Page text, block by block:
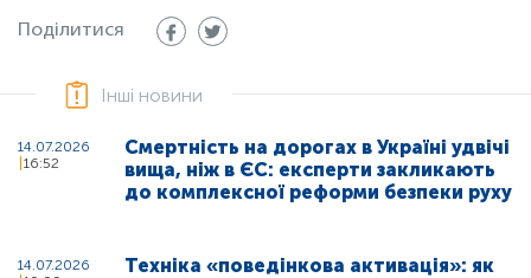
Поділитися
Інші новини
14.07.2026
16:52
Смертність на дорогах в Україні удвічі
вища, ніж в ЄС: експерти закликають
до комплексної реформи безпеки руху
14.07.2026
Техніка «поведінкова активація»: як